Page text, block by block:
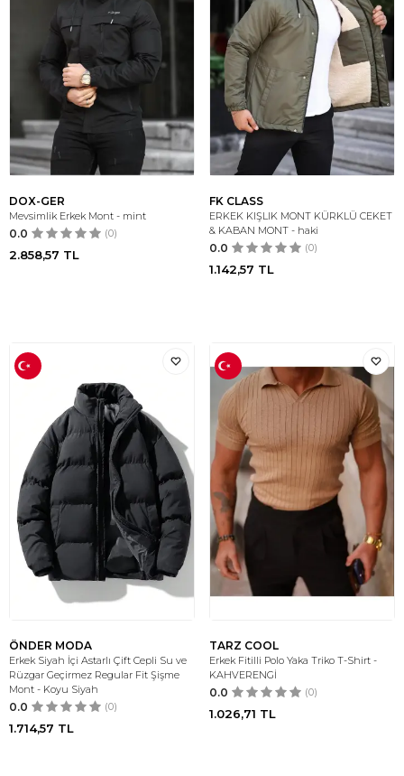
DOX-GER
Mevsimlik Erkek Mont - mint
0.0 (0)
2.858,57 TL
FK CLASS
ERKEK KIŞLIK MONT KÜRKLÜ CEKET
& KABAN MONT - haki
0.0 (0)
1.142,57 TL
ÖNDER MODA
Erkek Siyah İçi Astarlı Çift Cepli Su ve
Rüzgar Geçirmez Regular Fit Şişme
Mont - Koyu Siyah
0.0 (0)
1.714,57 TL
TARZ COOL
Erkek Fitilli Polo Yaka Triko T-Shirt -
KAHVERENGİ
0.0 (0)
1.026,71 TL